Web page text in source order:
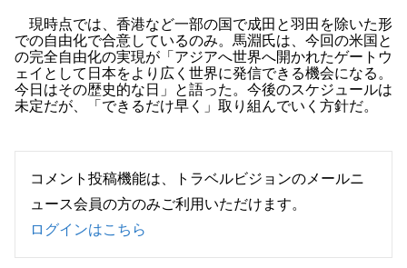
現時点では、香港など一部の国で成田と羽田を除いた形
での自由化で合意しているのみ。馬淵氏は、今回の米国と
の完全自由化の実現が「アジアへ世界へ開かれたゲートウ
ェイとして日本をより広く世界に発信できる機会になる。
今日はその歴史的な日」と語った。今後のスケジュールは
未定だが、「できるだけ早く」取り組んでいく方針だ。
コメント投稿機能は、トラベルビジョンのメールニ
ュース会員の方のみご利用いただけます。
ログインはこちら